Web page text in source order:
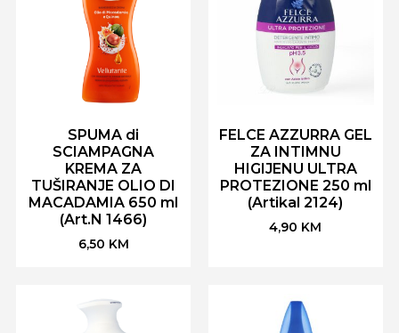
SPUMA di
SCIAMPAGNA
KREMA ZA
TUŠIRANJE OLIO DI
MACADAMIA 650 ml
(Art.N 1466)
6,50 KM
FELCE AZZURRA GEL
ZA INTIMNU
HIGIJENU ULTRA
PROTEZIONE 250 ml
(Artikal 2124)
4,90 KM